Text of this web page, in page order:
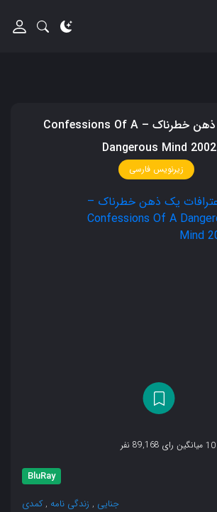
اعترافات یک ذهن خطرناک – Confessions Of A
Dangerous Mind 2002
زیرنویس فارسی
میانگین رای 89,168 نفر
BluRay
جنایی , زندگی نامه ,کمدی